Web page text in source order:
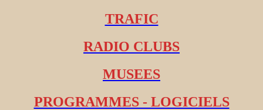
TRAFIC
RADIO CLUBS
MUSEES
PROGRAMMES - LOGICIELS